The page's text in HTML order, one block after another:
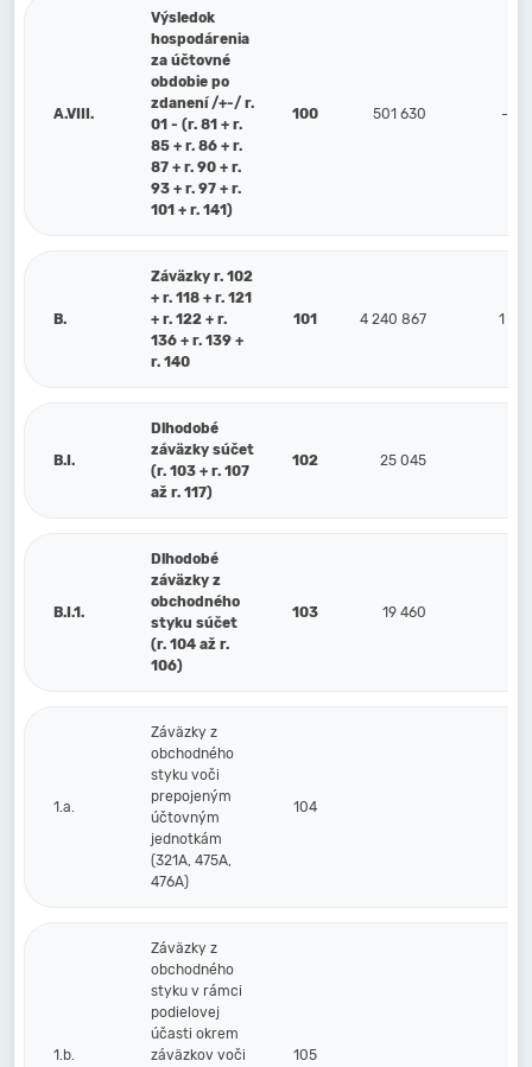
A.VIII.
Výsledok
hospodárenia
za účtovné
obdobie po
zdanení /+-/ r.
01 - (r. 81 + r.
85 + r. 86 + r.
87 + r. 90 + r.
93 + r. 97 + r.
101 + r. 141)
100 501 630 -
B.
Záväzky r. 102
+ r. 118 + r. 121
+ r. 122 + r.
136 + r. 139 +
r. 140
101 4 240 867 1
B.I.
Dlhodobé
záväzky súčet
(r. 103 + r. 107
až r. 117)
102 25 045
B.I.1.
Dlhodobé
záväzky z
obchodného
styku súčet
(r. 104 až r.
106)
103 19 460
1.a.
Záväzky z
obchodného
styku voči
prepojeným
účtovným
jednotkám
(321A, 475A,
476A)
104
1.b.
Záväzky z
obchodného
styku v rámci
podielovej
účasti okrem
záväzkov voči
105